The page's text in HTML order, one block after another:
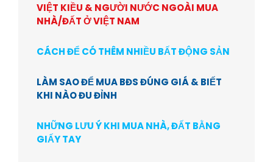
VIỆT KIỀU & NGƯỜI NƯỚC NGOÀI MUA
NHÀ/ĐẤT Ở VIỆT NAM
CÁCH ĐỂ CÓ THÊM NHIỀU BẤT ĐỘNG SẢN
LÀM SAO ĐỂ MUA BĐS ĐÚNG GIÁ & BIẾT
KHI NÀO ĐU ĐỈNH
NHỮNG LƯU Ý KHI MUA NHÀ, ĐẤT BẰNG
GIẤY TAY